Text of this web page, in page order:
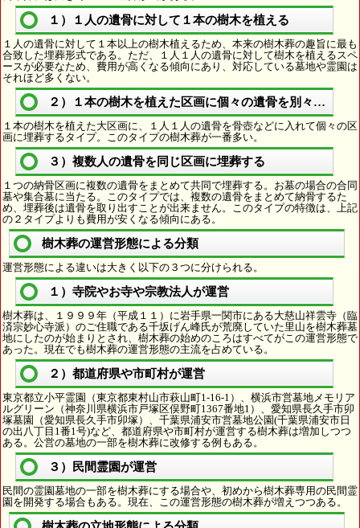
１）１人の遺骨に対して１本の樹木を植える
１人の遺骨に対して１本以上の樹木植えるため、本来の樹木葬の趣旨に最も
合致した埋葬形式である。ただ、１人１人の遺骨に対して樹木を植えるスペ
ースが必要なため、費用が高くなる傾向にあり、対応している墓地や霊園は
それほど多くない。
２）１本の樹木を植えた区画に個々の遺骨を別々に埋葬
１本の樹木を植えた大区画に、１人１人の遺骨を骨壺などに入れて個々の区
画に埋葬するタイプ。このタイプの樹木葬が一番多い。
３）複数人の遺骨を同じ区画に埋葬する
１つの納骨区画に複数の遺骨をまとめて共同で埋葬する。お墓の場合の合同
墓や集合墓に当たる。このタイプでは、複数の遺骨をまとめて納骨するた
め、埋葬後は遺骨を取り出すことが出来ません。このタイプの特徴は、上記
の２タイプよりも費用が安くなる傾向にある。
樹木葬の運営形態による分類
運営形態による違いは大きく以下の３つに分けられる。
１）寺院やお寺や宗教法人が運営
樹木葬は、１９９９年（平成１１）に岩手県一関市にある大慈山祥雲寺（臨
済宗妙心寺派）のご住職である千坂げん峰氏が荒廃していた里山を樹木葬墓
地にしたのが始まりとされ、樹木葬の始めのころはすべてがこの運営形態で
あった。現在でも樹木葬の運営形態の主流を占めている。
２）都道府県や市町村が運営
東京都立小平霊園（東京都東村山市萩山町1-16-1）、横浜市営墓地メモリア
ルグリーン（神奈川県横浜市戸塚区俣野町1367番地1）、愛知県長久手市卯
塚墓園（愛知県長久手市卯塚）、千葉県浦安市営墓地公園(千葉県浦安市日
の出八丁目1番1号)など、都道府県や市町村が運営する樹木葬は増加しつつ
ある。公営の墓地の一部を樹木葬に改修する例もある。
３）民間霊園が運営
民間の霊園墓地の一部を樹木葬にする場合や、初めから樹木葬専用の民間霊
園を開発する場合もある。現在、この運営形態の樹木葬が増えつつある。